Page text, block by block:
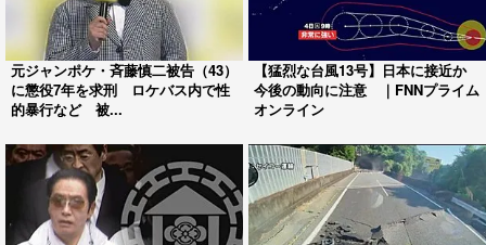
元ジャンポケ・斉藤慎二被告（43）
に懲役7年を求刑 ロケバス内で性
的暴行など 被...
【猛烈な台風13号】日本に接近か
今後の動向に注意 ｜FNNプライム
オンライン